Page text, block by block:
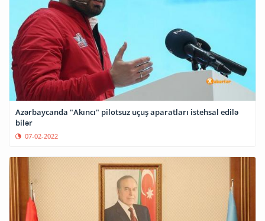
Azərbaycanda "Akıncı" pilotsuz uçuş aparatları istehsal edilə
bilər
07-02-2022